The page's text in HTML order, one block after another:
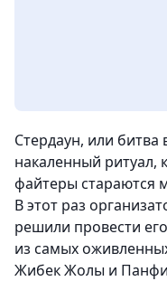
Стердаун, или битва
накаленный ритуал,
файтеры стараются
В этот раз
решили провести
из самых
Жибек Жолы и